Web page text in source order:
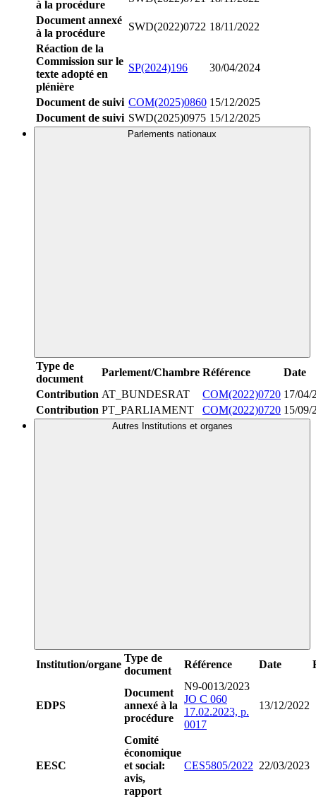
à la procédure
Document annexé
à la procédure
SWD(2022)0722 18/11/2022
Réaction de la
Commission sur le
texte adopté en
plénière
SP(2024)196 30/04/2024
Document de suivi COM(2025)0860 15/12/2025
Document de suivi SWD(2025)0975 15/12/2025
Parlements nationaux
Type de
document
Parlement/Chambre Référence
Date
Contribution AT_BUNDESRAT COM(2022)0720 17/04/
Contribution PT_PARLIAMENT COM(2022)0720 15/09/
Autres Institutions et organes
Institution/organe
Type de
document
Référence Date
EDPS
Document
annexé à la
procédure
N9-0013/2023
JO C 060
17.02.2023, p.
0017
13/12/2022
EESC
Comité
économique
et social:
avis,
rapport
CES5805/2022 22/03/2023